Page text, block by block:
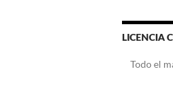
LICENCIA
Todo el